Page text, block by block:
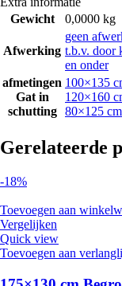
Gewicht
0,0000 kg
Afwerking
geen
t.b.v. door
en onder
afmetingen
Gat in
schutting
100×135
120×160
80×125 cm
Gerelateerde
-18%
Toevoegen aan
Vergelijken
Quick view
Toevoegen aan